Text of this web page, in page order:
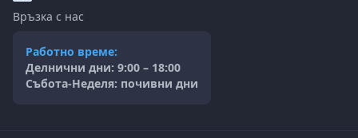
Връзка с нас
Работно време:
Делнични дни: 9:00 – 18:00
Събота-Неделя: почивни дни